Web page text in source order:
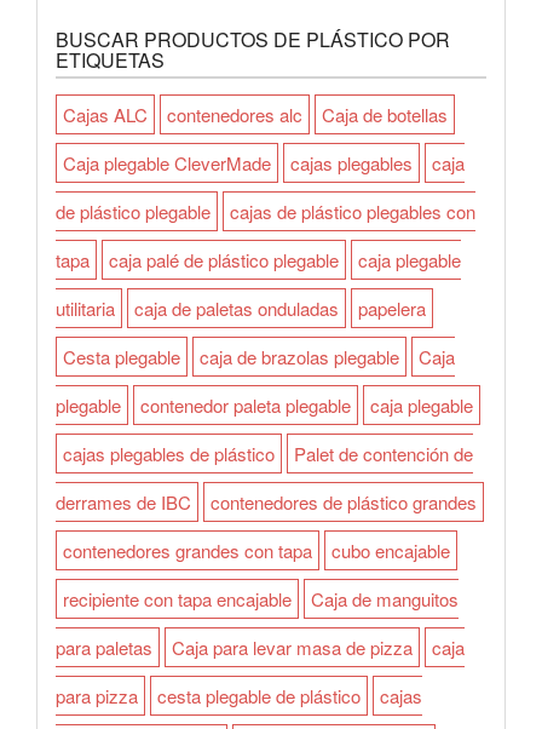
BUSCAR PRODUCTOS DE PLÁSTICO POR
ETIQUETAS
Cajas ALC contenedores alc
Caja de botellas
Caja plegable CleverMade
cajas plegables
caja
de plástico plegable
cajas de plástico plegables con
tapa
caja palé de plástico plegable
caja plegable
utilitaria
caja de paletas onduladas
papelera
Cesta plegable
caja de brazolas plegable
Caja
plegable
contenedor paleta plegable
caja plegable
cajas plegables de plástico
Palet de contención de
derrames de IBC
contenedores de plástico grandes
contenedores grandes con tapa
cubo encajable
recipiente con tapa encajable
Caja de manguitos
para paletas
Caja para levar masa de pizza
caja
para pizza
cesta plegable de plástico
cajas